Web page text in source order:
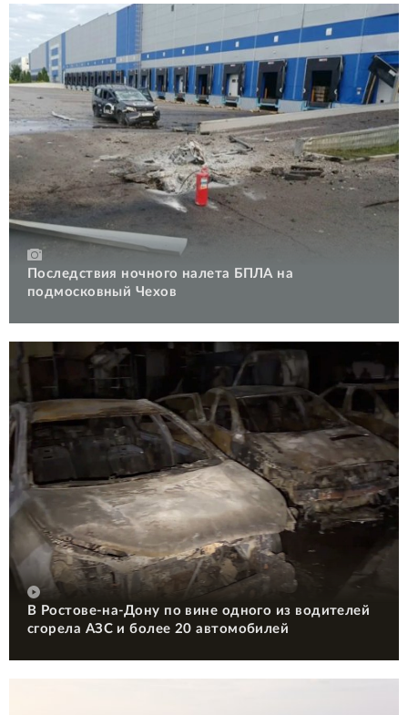
Последствия ночного налета БПЛА на
подмосковный Чехов
В Ростове-на-Дону по вине одного из водителей
сгорела АЗС и более 20 автомобилей